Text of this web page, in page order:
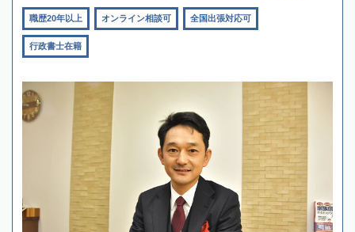
職歴20年以上 オンライン相談可 全国出張対応可
行政書士在籍